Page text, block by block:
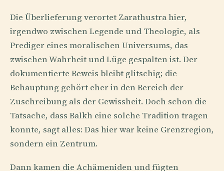
Die Überlieferung verortet Zarathustra hier,
irgendwo zwischen Legende und Theologie, als
Prediger eines moralischen Universums, das
zwischen Wahrheit und Lüge gespalten ist. Der
dokumentierte Beweis bleibt glitschig; die
Behauptung gehört eher in den Bereich der
Zuschreibung als der Gewissheit. Doch schon die
Tatsache, dass Balkh eine solche Tradition tragen
konnte, sagt alles: Das hier war keine Grenzregion,
sondern ein Zentrum.
Dann kamen die Achämeniden und fügten